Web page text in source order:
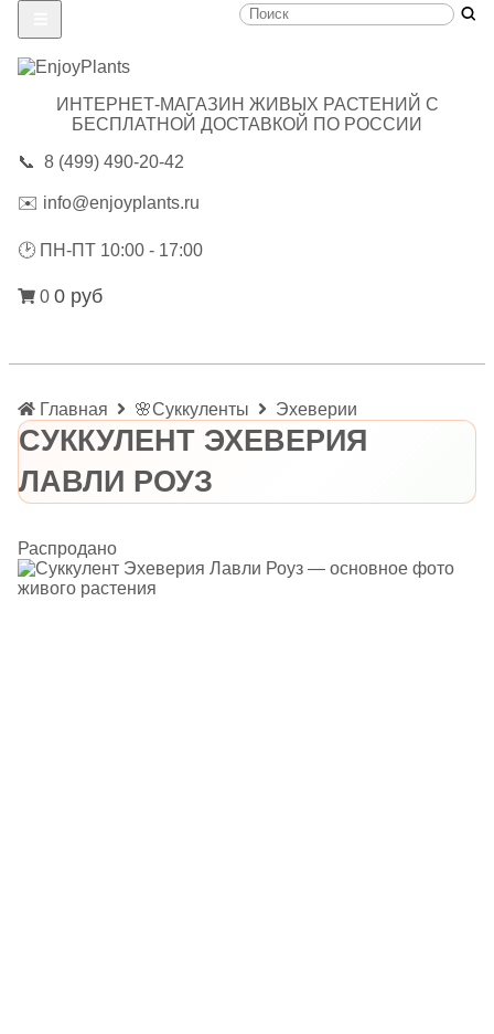
ИНТЕРНЕТ-МАГАЗИН ЖИВЫХ РАСТЕНИЙ С
БЕСПЛАТНОЙ ДОСТАВКОЙ ПО РОССИИ
📞 8 (499) 490-20-42
✉️ info@enjoyplants.ru
🕑 ПН-ПТ 10:00 - 17:00
0 0 руб
Главная 🌸Суккуленты Эхеверии
СУККУЛЕНТ ЭХЕВЕРИЯ
ЛАВЛИ РОУЗ
Распродано